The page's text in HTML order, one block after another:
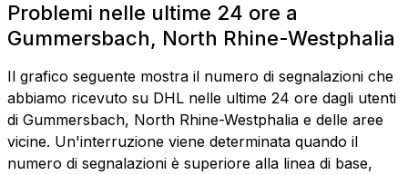
Problemi nelle ultime 24 ore a
Gummersbach, North Rhine-Westphalia
Il grafico seguente mostra il numero di segnalazioni che
abbiamo ricevuto su DHL nelle ultime 24 ore dagli utenti
di Gummersbach, North Rhine-Westphalia e delle aree
vicine. Un'interruzione viene determinata quando il
numero di segnalazioni è superiore alla linea di base,